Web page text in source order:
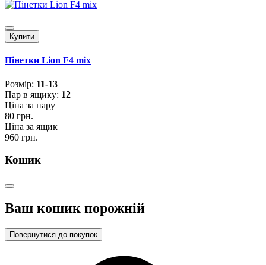
Купити
Пінетки Lion F4 mix
Розмiр: 11-13
Пар в ящику: 12
Ціна за пару
80 грн.
Ціна за ящик
960 грн.
Кошик
Ваш кошик порожній
Повернутися до покупок